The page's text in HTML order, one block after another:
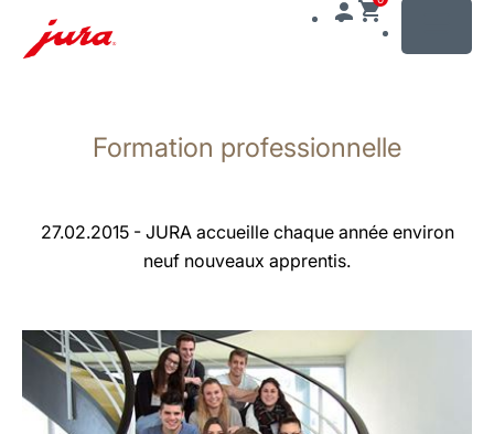
recherche
Formation professionnelle
27.02.2015 - JURA accueille chaque année environ
neuf nouveaux apprentis.